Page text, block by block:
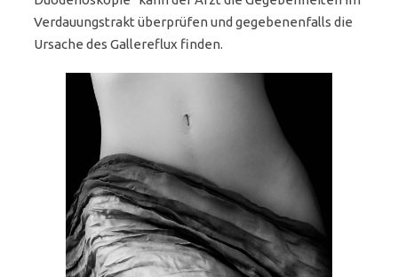
Verdauungstrakt überprüfen und gegebenenfalls die
Ursache des Gallereflux finden.